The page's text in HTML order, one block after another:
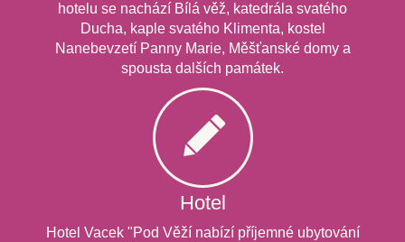
hotelu se nachází Bílá věž, katedrála svatého
Ducha, kaple svatého Klimenta, kostel
Nanebevzetí Panny Marie, Měšťanské domy a
spousta dalších památek.
Hotel
Hotel Vacek "Pod Věží nabízí příjemné ubytování